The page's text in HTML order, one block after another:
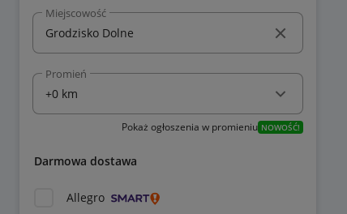
Miejscowość
Promień
Pokaż ogłoszenia w promieniu NOWOŚĆ!
Darmowa dostawa
Allegro